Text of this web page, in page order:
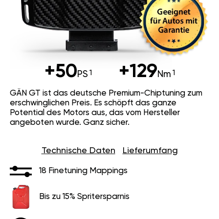
+50PS +129Nm
GÄN GT ist das deutsche Premium-Chiptuning zum
erschwinglichen Preis. Es schöpft das ganze
Potential des Motors aus, das vom Hersteller
angeboten wurde. Ganz sicher.
Technische Daten Lieferumfang
18 Finetuning Mappings
Bis zu 15% Spritersparnis